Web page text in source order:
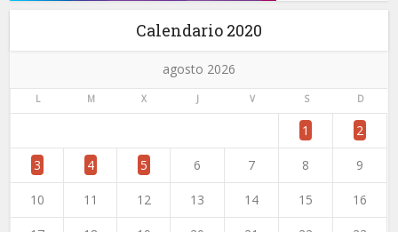
Calendario 2020
agosto 2026
L M X J V S D
1 2
3 4 5 6 7 8 9
10 11 12 13 14 15 16